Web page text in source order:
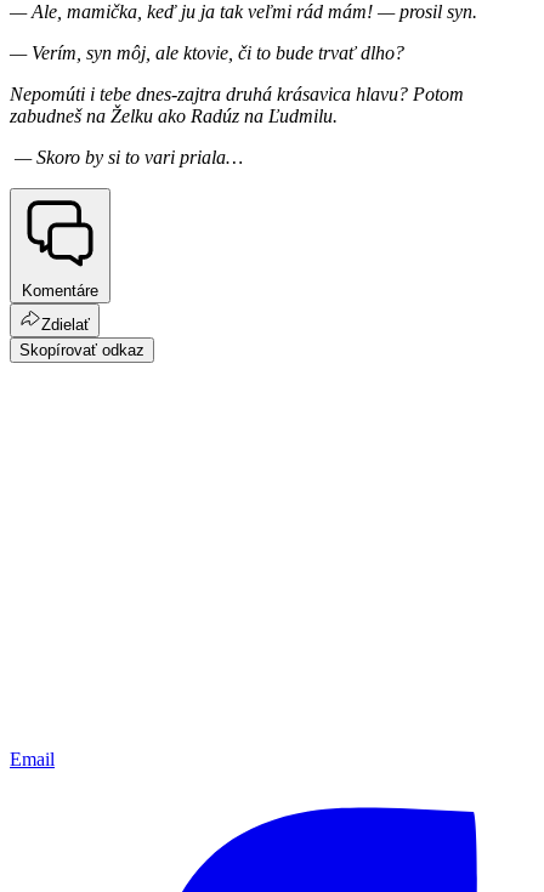
— Ale, mamička, keď ju ja tak veľmi rád mám! — prosil syn.
— Verím, syn môj, ale ktovie, či to bude trvať dlho?
Nepomúti i tebe dnes-zajtra druhá krásavica hlavu? Potom
zabudneš na Želku ako Radúz na Ľudmilu.
— Skoro by si to vari priala…
Komentáre
Zdielať
Skopírovať odkaz
Email